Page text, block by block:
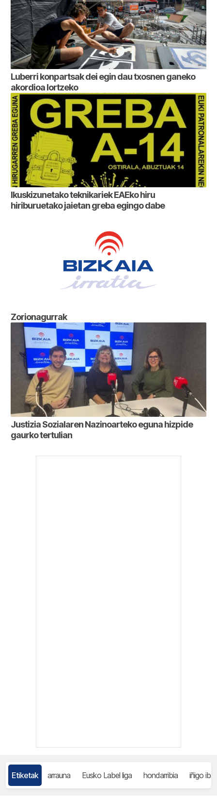
Luberri konpartsak dei egin dau txosnen ganeko
akordioa lortzeko
Ikuskizunetako teknikariek EAEko hiru
hiriburuetako jaietan greba egingo dabe
Zorionagurrak
Justizia Sozialaren Nazinoarteko eguna hizpide
gaurko tertulian
Etiketak arrauna Eusko Label liga hondarribia iñigo